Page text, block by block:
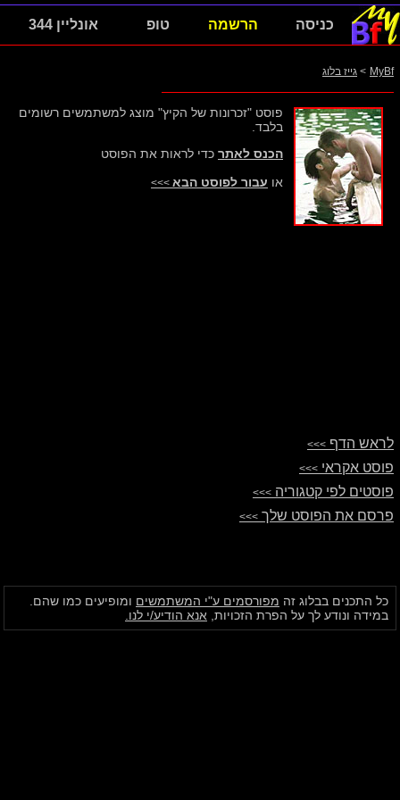
כניסה הרשמה טופ אונליין 344
MyBf
> גייז בלוג
פוסט "זכרונות של הקיץ" מוצג למשתמשים רשומים
בלבד.
הכנס לאתר כדי לראות את הפוסט
או עבור לפוסט הבא >>>
לראש הדף >>>
פוסט אקראי >>>
פוסטים לפי קטגוריה >>>
פרסם את הפוסט שלך >>>
כל התכנים בבלוג זה מפורסמים ע"י המשתמשים ומופיעים כמו שהם.
במידה ונודע לך על הפרת הזכויות, אנא הודיע/י לנו.